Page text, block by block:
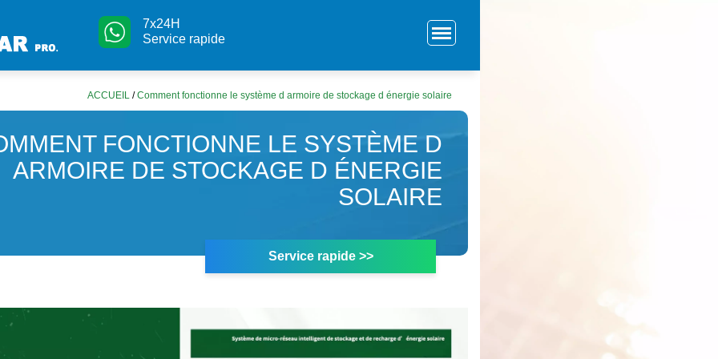
7x24H
Service rapide
ACCUEIL /Comment fonctionne le système d armoire de stockage d énergie solaire
FONCTIONNE LE SYSTÈME D
ARMOIRE DE STOCKAGE D ÉNERGIE
SOLAIRE
Service rapide >>